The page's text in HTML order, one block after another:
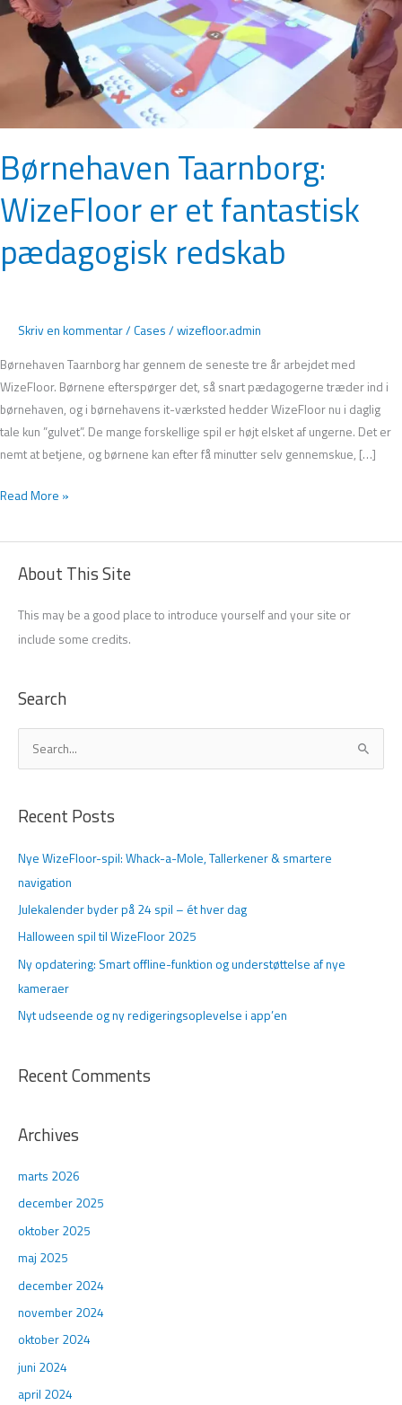
Børnehaven Taarnborg:
WizeFloor er et fantastisk
pædagogisk redskab
Skriv en kommentar/ Cases / wizefloor.admin
Børnehaven Taarnborg har gennem de seneste tre år arbejdet med
WizeFloor. Børnene efterspørger det, så snart pædagogerne træder ind i
børnehaven, og i børnehavens it-værksted hedder WizeFloor nu i daglig
tale kun ”gulvet”. De mange forskellige spil er højt elsket af ungerne. Det er
nemt at betjene, og børnene kan efter få minutter selv gennemskue, […]
pædagogisk
redskab
Read More »
About This Site
This may be a good place to introduce yourself and your site or
include some credits.
Search
ø
e
r
:
Recent Posts
Nye WizeFloor-spil: Whack-a-Mole, Tallerkener & smartere
navigation
Julekalender byder på 24 spil – ét hver dag
Halloween spil til WizeFloor 2025
Ny opdatering: Smart offline-funktion og understøttelse af nye
kameraer
Nyt udseende og ny redigeringsoplevelse i app’en
Recent Comments
Archives
marts 2026
december 2025
oktober 2025
maj 2025
december 2024
november 2024
oktober 2024
juni 2024
april 2024